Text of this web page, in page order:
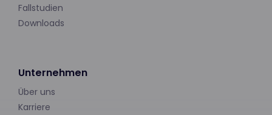
Fallstudien
Downloads
Unternehmen
Über uns
Karriere